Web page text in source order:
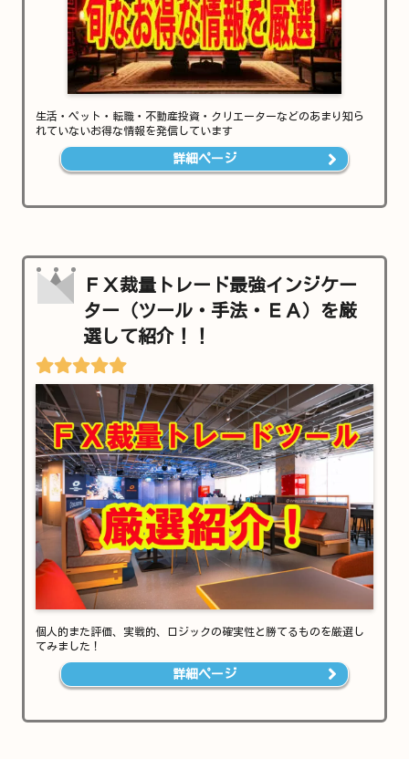
生活・ペット・転職・不動産投資・クリエーターなどのあまり知ら
れていないお得な情報を発信しています
詳細ページ
ＦＸ裁量トレード最強インジケー
ター（ツール・手法・ＥＡ）を厳
選して紹介！！
個人的また評価、実戦的、ロジックの確実性と勝てるものを厳選し
てみました！
詳細ページ